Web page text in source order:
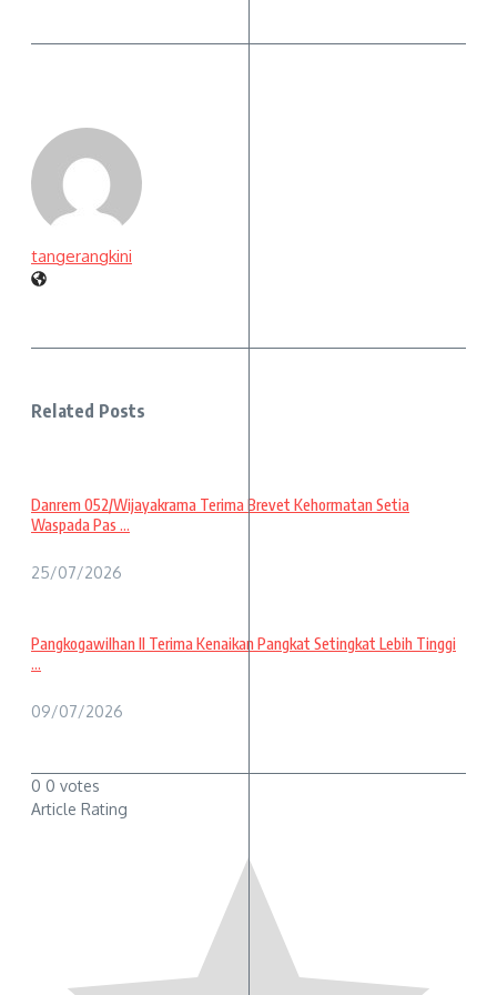
tangerangkini
Related Posts
Danrem 052/Wijayakrama Terima Brevet Kehormatan Setia
Waspada Pas ...
25/07/2026
Pangkogawilhan II Terima Kenaikan Pangkat Setingkat Lebih Tinggi
...
09/07/2026
0 0 votes
Article Rating